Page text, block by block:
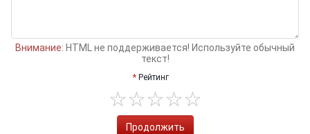
Внимание: HTML не поддерживается! Используйте обычный
текст!
Рейтинг
Продолжить